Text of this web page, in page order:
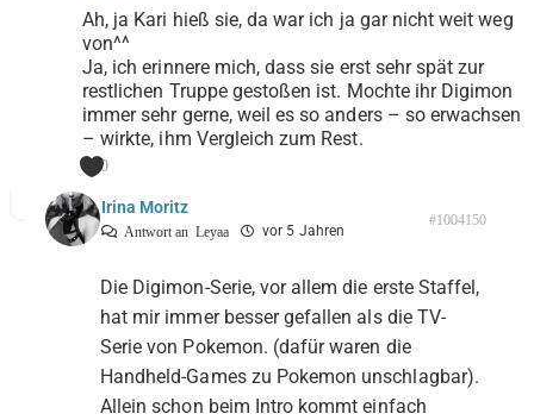
Ah, ja Kari hieß sie, da war ich ja gar nicht weit weg
von^^
Ja, ich erinnere mich, dass sie erst sehr spät zur
restlichen Truppe gestoßen ist. Mochte ihr Digimon
immer sehr gerne, weil es so anders – so erwachsen
– wirkte, ihm Vergleich zum Rest.
0
Irina Moritz
Antwort an Leyaa vor 5 Jahren
#1004150
Die Digimon-Serie, vor allem die erste Staffel,
hat mir immer besser gefallen als die TV-
Serie von Pokemon. (dafür waren die
Handheld-Games zu Pokemon unschlagbar).
Allein schon beim Intro kommt einfach